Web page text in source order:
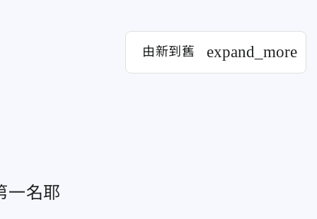
由新到舊 expand_more
一名耶